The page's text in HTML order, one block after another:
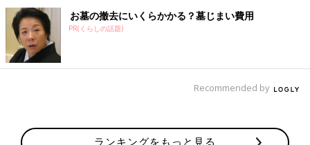
お墓の撤去にいくらかかる？墓じまい費用
PR(くらしの話題)
Recommended by
ランキングをもっと見る